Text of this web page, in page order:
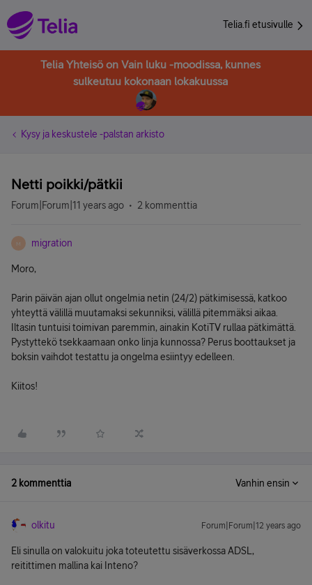
Telia.fi etusivulle
Telia Yhteisö on Vain luku -moodissa, kunnes
sulkeutuu kokonaan lokakuussa
Kysy ja keskustele -palstan arkisto
Netti poikki/pätkii
Forum|Forum|11 years ago 2 kommenttia
M migration
Moro,
Parin päivän ajan ollut ongelmia netin (24/2) pätkimisessä, katkoo
yhteyttä välillä muutamaksi sekunniksi, välillä pitemmäksi aikaa.
Iltasin tuntuisi toimivan paremmin, ainakin KotiTV rullaa pätkimättä.
Pystyttekö tsekkaamaan onko linja kunnossa? Perus boottaukset ja
boksin vaihdot testattu ja ongelma esiintyy edelleen.
Kiitos!
2 kommenttia Vanhin ensin
olkitu Forum|Forum|12 years ago
Eli sinulla on valokuitu joka toteutettu sisäverkossa ADSL,
reitittimen mallina kai Inteno?